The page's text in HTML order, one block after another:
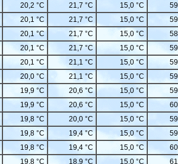
20,2 °C 21,7 °C 15,0 °C
20,1 °C 21,7 °C 15,0 °C
20,1 °C 21,7 °C 15,0 °C
20,1 °C 21,7 °C 15,0 °C
20,1 °C 21,1 °C 15,0 °C
20,0 °C 21,1 °C 15,0 °C
19,9 °C 20,6 °C 15,0 °C
19,9 °C 20,6 °C 15,0 °C
19,8 °C 20,0 °C 15,0 °C
19,8 °C 19,4 °C 15,0 °C
19,8 °C 19,4 °C 15,0 °C
19,8 °C 18,9 °C 15,0 °C